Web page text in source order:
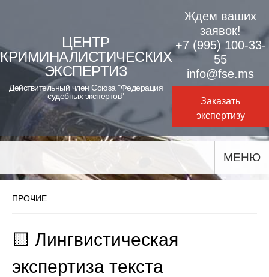
content
ЦЕНТР
КРИМИНАЛИСТИЧЕСКИХ
ЭКСПЕРТИЗ
Действительный член Союза "Федерация
судебных экспертов"
Ждем ваших
заявок!
+7 (995) 100-33-
55
info@fse.ms
Заказать
экспертизу
МЕНЮ
ПРОЧИЕ...
🟨 Лингвистическая
экспертиза текста